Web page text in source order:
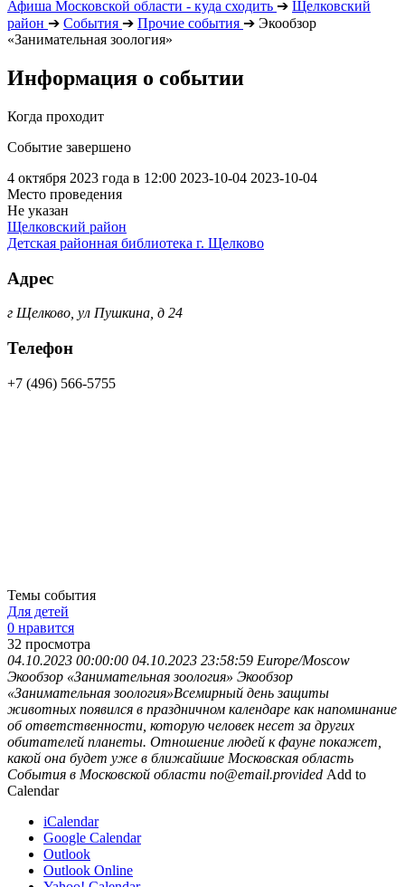
Афиша Московской области - куда сходить ➔ Щелковский
район ➔ События ➔ Прочие события ➔ Экообзор
«Занимательная зоология»
Информация о событии
Когда проходит
Событие завершено
4 октября 2023 года в 12:00 2023-10-04 2023-10-04
Место проведения
Не указан
Щелковский район
Детская районная библиотека г. Щелково
Адрес
г Щелково, ул Пушкина, д 24
Телефон
+7 (496) 566-5755
Темы события
Для детей
0 нравится
32 просмотра
04.10.2023 00:00:00 04.10.2023 23:58:59 Europe/Moscow
Экообзор «Занимательная зоология» Экообзор
«Занимательная зоология»Всемирный день защиты
животных появился в праздничном календаре как напоминание
об ответственности, которую человек несет за других
обитателей планеты. Отношение людей к фауне покажет,
какой она будет уже в ближайшие Московская область
События в Московской области no@email.provided Add to
Calendar
iCalendar
Google Calendar
Outlook
Outlook Online